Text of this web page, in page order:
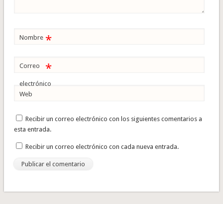
Nombre *
Correo
electrónico
*
Web
Recibir un correo electrónico con los siguientes comentarios a
esta entrada.
Recibir un correo electrónico con cada nueva entrada.